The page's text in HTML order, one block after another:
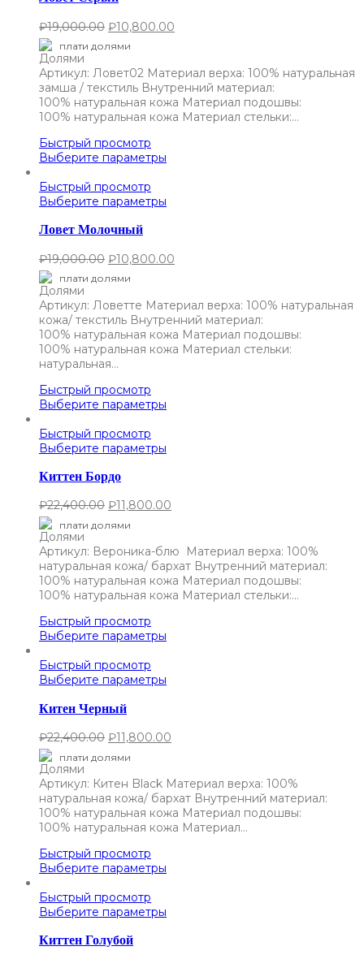
₽19,000.00 ₽10,800.00
плати долями
Артикул: Ловет02 Материал верха: 100% натуральная
замша / текстиль Внутренний материал:
100% натуральная кожа Материал подошвы:
100% натуральная кожа Материал стельки:…
Быстрый просмотр
Выберите параметры
Быстрый просмотр
Выберите параметры
Ловет Молочный
₽19,000.00 ₽10,800.00
плати долями
Артикул: Ловетте Материал верха: 100% натуральная
кожа/ текстиль Внутренний материал:
100% натуральная кожа Материал подошвы:
100% натуральная кожа Материал стельки:
натуральная…
Быстрый просмотр
Выберите параметры
Быстрый просмотр
Выберите параметры
Киттен Бордо
₽22,400.00 ₽11,800.00
плати долями
Артикул: Вероника-блю Материал верха: 100%
натуральная кожа/ бархат Внутренний материал:
100% натуральная кожа Материал подошвы:
100% натуральная кожа Материал стельки:…
Быстрый просмотр
Выберите параметры
Быстрый просмотр
Выберите параметры
Китен Черный
₽22,400.00 ₽11,800.00
плати долями
Артикул: Китен Black Материал верха: 100%
натуральная кожа/ бархат Внутренний материал:
100% натуральная кожа Материал подошвы:
100% натуральная кожа Материал…
Быстрый просмотр
Выберите параметры
Быстрый просмотр
Выберите параметры
Киттен Голубой